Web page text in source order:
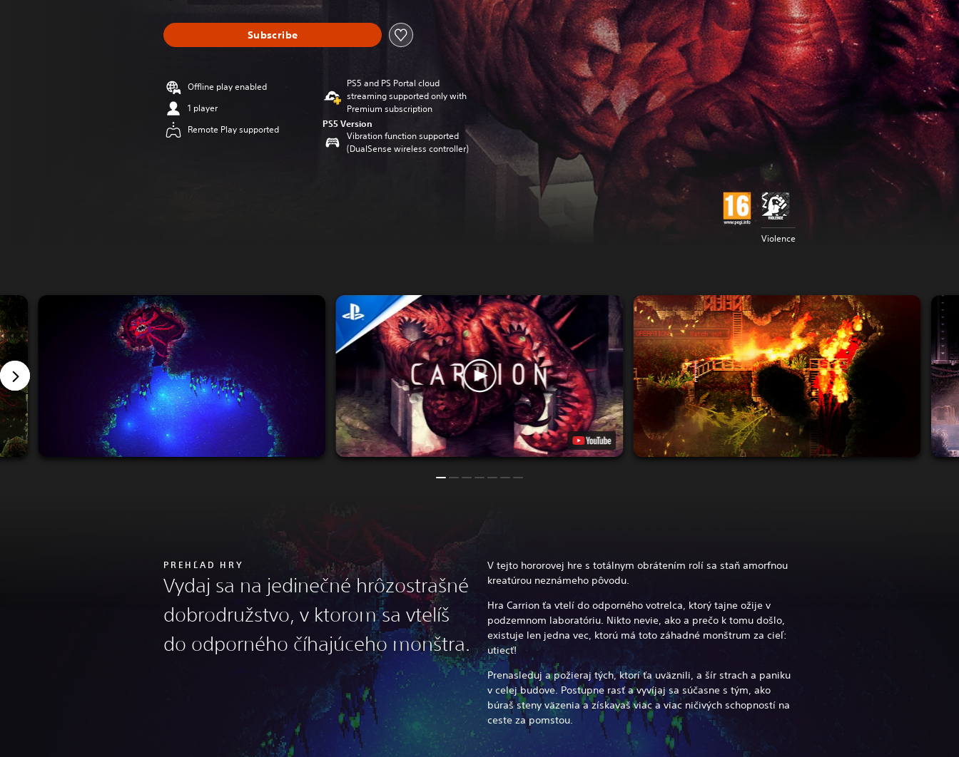
Subscribe
Offline play enabled
1 player
Remote Play supported
PS5 and PS Portal cloud
streaming supported only with
Premium subscription
PS5 Version
Vibration function supported
(DualSense wireless controller)
Violence
PREHĽAD HRY
Vydaj sa na jedinečné hrôzostrašné
dobrodružstvo, v ktorom sa vtelíš
do odporného číhajúceho monštra.
V tejto hororovej hre s totálnym obrátením rolí sa staň amorfnou
kreatúrou neznámeho pôvodu.
Hra Carrion ťa vtelí do odporného votrelca, ktorý tajne ožije v
podzemnom laboratóriu. Nikto nevie, ako a prečo k tomu došlo,
existuje len jedna vec, ktorú má toto záhadné monštrum za cieľ:
utiecť!
Prenasleduj a požieraj tých, ktorí ťa uväznili, a šír strach a paniku
v celej budove. Postupne rasť a vyvíjaj sa súčasne s tým, ako
búraš steny väzenia a získavaš viac a viac ničivých schopností na
ceste za pomstou.